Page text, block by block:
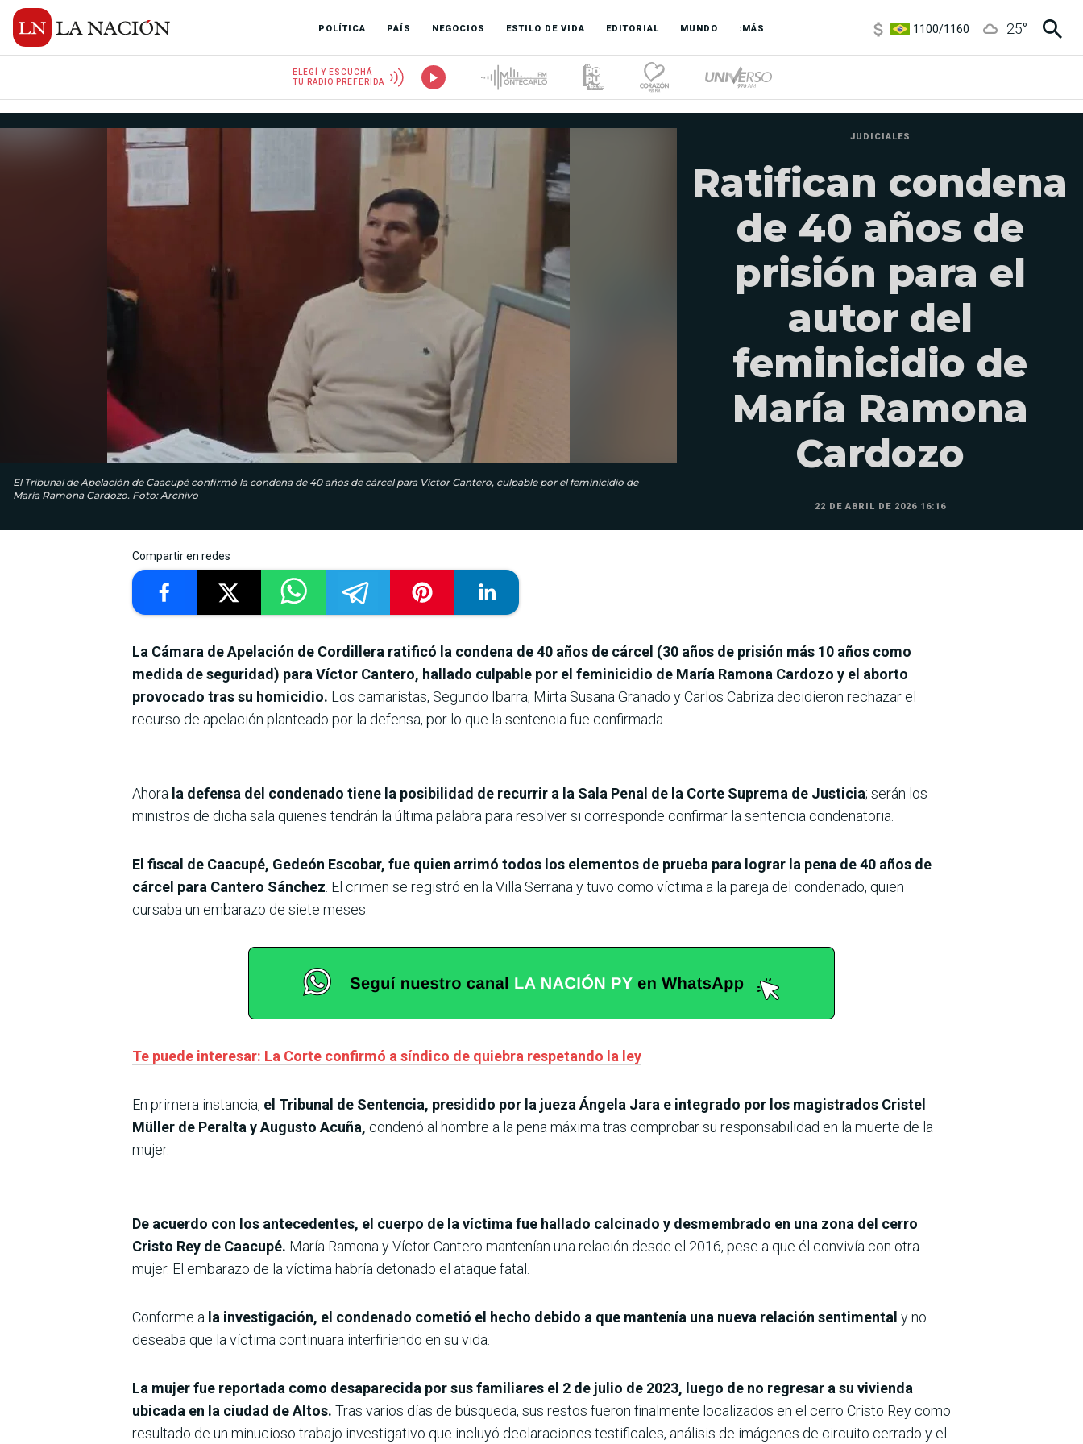
POLÍTICA PAÍS NEGOCIOS ESTILO DE VIDA EDITORIAL MUNDO :MÁS
3,6/3,9
25°
ELEGÍ Y ESCUCHÁ
TU RADIO PREFERIDA
El Tribunal de Apelación de Caacupé confirmó la condena de 40 años de cárcel para Víctor Cantero, culpable por el feminicidio de
María Ramona Cardozo. Foto: Archivo
JUDICIALES
Ratifican condena
de 40 años de
prisión para el
autor del
feminicidio de
María Ramona
Cardozo
22 DE ABRIL DE 2026 16:16
Compartir en redes
La Cámara de Apelación de Cordillera ratificó la condena de 40 años de cárcel (30 años de prisión más 10 años como
medida de seguridad) para Víctor Cantero, hallado culpable por el feminicidio de María Ramona Cardozo y el aborto
provocado tras su homicidio. Los camaristas, Segundo Ibarra, Mirta Susana Granado y Carlos Cabriza decidieron rechazar el
recurso de apelación planteado por la defensa, por lo que la sentencia fue confirmada.
Ahora la defensa del condenado tiene la posibilidad de recurrir a la Sala Penal de la Corte Suprema de Justicia; serán los
ministros de dicha sala quienes tendrán la última palabra para resolver si corresponde confirmar la sentencia condenatoria.
El fiscal de Caacupé, Gedeón Escobar, fue quien arrimó todos los elementos de prueba para lograr la pena de 40 años de
cárcel para Cantero Sánchez . El crimen se registró en la Villa Serrana y tuvo como víctima a la pareja del condenado, quien
cursaba un embarazo de siete meses.
Te puede interesar: La Corte confirmó a síndico de quiebra respetando la ley
En primera instancia, el Tribunal de Sentencia, presidido por la jueza Ángela Jara e integrado por los magistrados Cristel
Müller de Peralta y Augusto Acuña, condenó al hombre a la pena máxima tras comprobar su responsabilidad en la muerte de la
mujer.
De acuerdo con los antecedentes, el cuerpo de la víctima fue hallado calcinado y desmembrado en una zona del cerro
Cristo Rey de Caacupé. María Ramona y Víctor Cantero mantenían una relación desde el 2016, pese a que él convivía con otra
mujer. El embarazo de la víctima habría detonado el ataque fatal.
Conforme a la investigación, el condenado cometió el hecho debido a que mantenía una nueva relación sentimental y no
deseaba que la víctima continuara interfiriendo en su vida.
La mujer fue reportada como desaparecida por sus familiares el 2 de julio de 2023, luego de no regresar a su vivienda
ubicada en la ciudad de Altos. Tras varios días de búsqueda, sus restos fueron finalmente localizados en el cerro Cristo Rey como
resultado de un minucioso trabajo investigativo que incluyó declaraciones testificales, análisis de imágenes de circuito cerrado y el